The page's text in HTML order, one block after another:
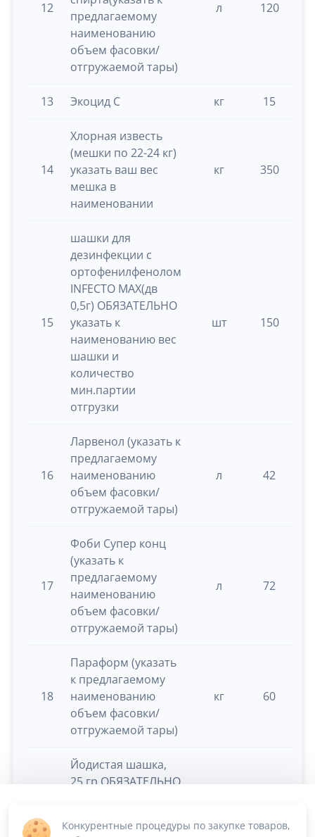
12
предлагаемому
наименованию
объем фасовки/
отгружаемой тары)
л 120
13 Экоцид С кг 15
14
Хлорная известь
(мешки по 22-24 кг)
указать ваш вес
мешка в
наименовании
кг 350
15
шашки для
дезинфекции с
ортофенилфенолом
INFECTO MAX(дв
0,5г) ОБЯЗАТЕЛЬНО
указать к
наименованию вес
шашки и
количество
мин.партии
отгрузки
шт 150
16
Ларвенол (указать к
предлагаемому
наименованию
объем фасовки/
отгружаемой тары)
л 42
17
Фоби Супер конц
(указать к
предлагаемому
наименованию
объем фасовки/
отгружаемой тары)
л 72
18
Параформ (указать
к предлагаемому
наименованию
объем фасовки/
отгружаемой тары)
кг 60
19
Йодистая шашка,
25 гр ОБЯЗАТЕЛЬНО
шашки и
шт 135
Конкурентные процедуры по закупке товаров,